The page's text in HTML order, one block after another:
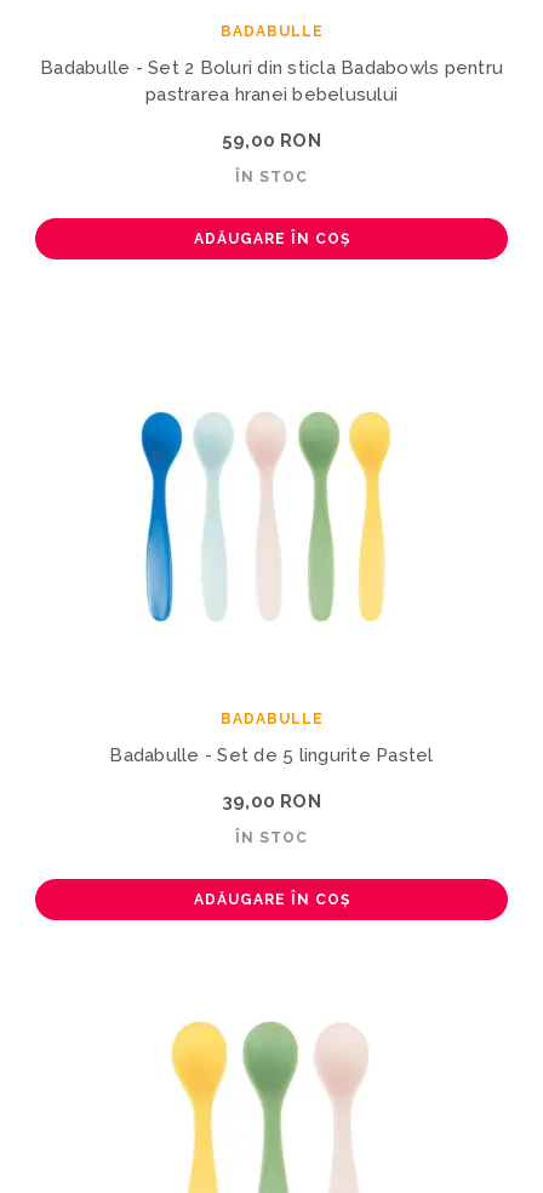
BADABULLE
Badabulle - Set 2 Boluri din sticla Badabowls pentru
pastrarea hranei bebelusului
59,00 RON
ÎN STOC
ADĂUGARE ÎN COȘ
BADABULLE
Badabulle - Set de 5 lingurite Pastel
39,00 RON
ÎN STOC
ADĂUGARE ÎN COȘ